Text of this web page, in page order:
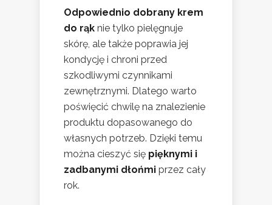
Odpowiednio dobrany krem
do rąk nie tylko pielęgnuje
skórę, ale także poprawia jej
kondycję i chroni przed
szkodliwymi czynnikami
zewnętrznymi. Dlatego warto
poświęcić chwilę na znalezienie
produktu dopasowanego do
własnych potrzeb. Dzięki temu
można cieszyć się pięknymi i
zadbanymi dłońmi przez cały
rok.